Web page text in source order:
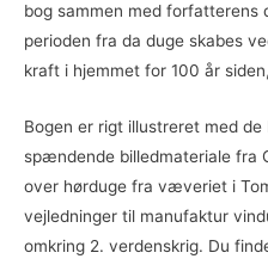
bog sammen med forfatterens
perioden fra da duge skabes
kraft i hjemmet for 100 år
Bogen er rigt illustreret med
spændende billedmateriale fra
over hørduge fra væveriet i
vejledninger til manufaktur
omkring 2. verdenskrig. Du